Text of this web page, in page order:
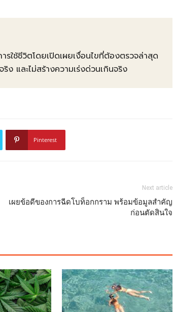
รใช้ชีวิตโดยเปิดเผยเงื่อนไขที่ต้องตรวจล่าสุด
และไม่สร้างความเร่งด่วนเกินจริง
Pinterest
Next article
เผยข้อดีของการฉีดโบท็อกกราม พร้อมข้อมูลสำคัญ
ก่อนตัดสินใจ